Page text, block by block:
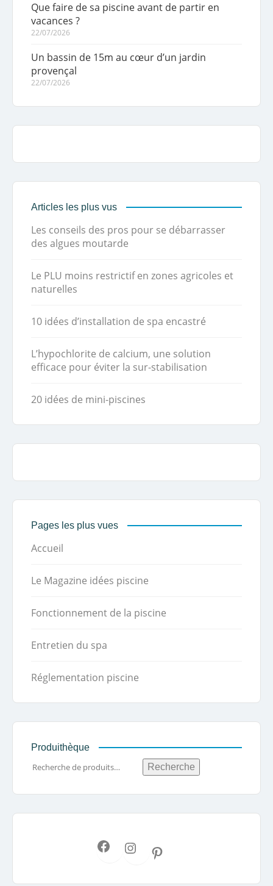
Que faire de sa piscine avant de partir en
vacances ?
22/07/2026
Un bassin de 15m au cœur d’un jardin
provençal
22/07/2026
Articles les plus vus
Les conseils des pros pour se débarrasser
des algues moutarde
Le PLU moins restrictif en zones agricoles et
naturelles
10 idées d’installation de spa encastré
L’hypochlorite de calcium, une solution
efficace pour éviter la sur-stabilisation
20 idées de mini-piscines
Pages les plus vues
Accueil
Le Magazine idées piscine
Fonctionnement de la piscine
Entretien du spa
Réglementation piscine
Produithèque
Recherche